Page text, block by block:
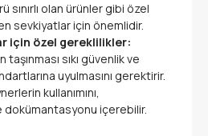
sınırlı olan ürünler gibi özel
sevkiyatlar için önemlidir.
için özel gereklilikler:
taşınması sıkı güvenlik ve
uyulmasını gerektirir.
kullanımını,
içerebilir.